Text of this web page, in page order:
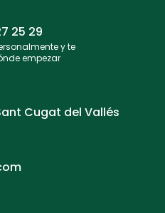
25 29​
y te
empezar
Cugat del Vallés